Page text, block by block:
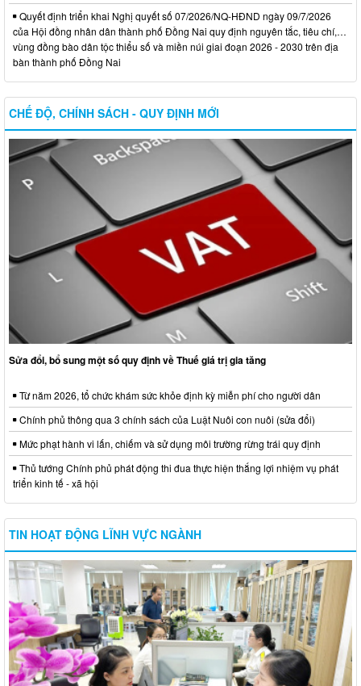
Quyết định triển khai Nghị quyết số 07/2026/NQ-HĐND ngày 09/7/2026
của Hội đồng nhân dân thành phố Đồng Nai quy định nguyên tắc, tiêu chí,…
vùng đồng bào dân tộc thiểu số và miền núi giai đoạn 2026 - 2030 trên địa
bàn thành phố Đồng Nai
CHẾ ĐỘ, CHÍNH SÁCH - QUY ĐỊNH MỚI
Sửa đổi, bổ sung một số quy định về Thuế giá trị gia tăng
Từ năm 2026, tổ chức khám sức khỏe định kỳ miễn phí cho người dân
Chính phủ thông qua 3 chính sách của Luật Nuôi con nuôi (sửa đổi)
Mức phạt hành vi lấn, chiếm và sử dụng môi trường rừng trái quy định
Thủ tướng Chính phủ phát động thi đua thực hiện thắng lợi nhiệm vụ phát
triển kinh tế - xã hội
TIN HOẠT ĐỘNG LĨNH VỰC NGÀNH